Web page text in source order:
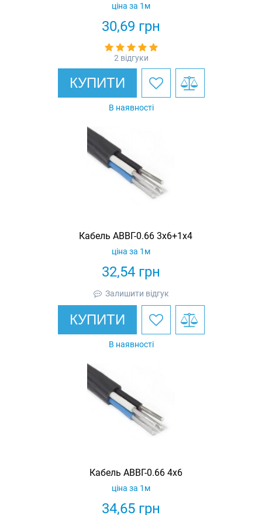
30,69 грн
ціна за 1м
2 відгуки
КУПИТИ
В наявності
Кабель АВВГ-0.66 3х6+1х4
32,54 грн
ціна за 1м
Залишити відгук
КУПИТИ
В наявності
Кабель АВВГ-0.66 4х6
34,65 грн
ціна за 1м